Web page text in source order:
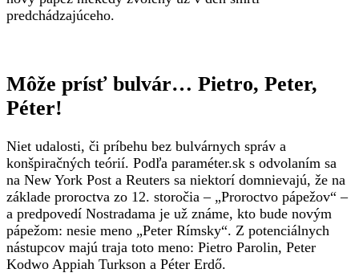
predchádzajúceho.
Môže prísť bulvár… Pietro, Peter,
Péter!
Niet udalosti, či príbehu bez bulvárnych správ a
konšpiračných teórií. Podľa paraméter.sk s odvolaním sa
na New York Post a Reuters sa niektorí domnievajú, že na
základe proroctva zo 12. storočia – „Proroctvo pápežov“ –
a predpovedí Nostradama je už známe, kto bude novým
pápežom: nesie meno „Peter Rímsky“. Z potenciálnych
nástupcov majú traja toto meno: Pietro Parolin, Peter
Kodwo Appiah Turkson a Péter Erdő.